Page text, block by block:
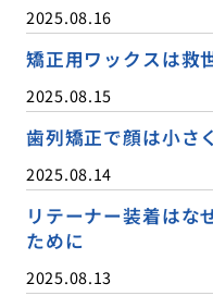
2025.08.16
矯正用ワックスは救
2025.08.15
歯列矯正で顔は小さ
2025.08.14
リテーナー装着はな
ために
2025.08.13